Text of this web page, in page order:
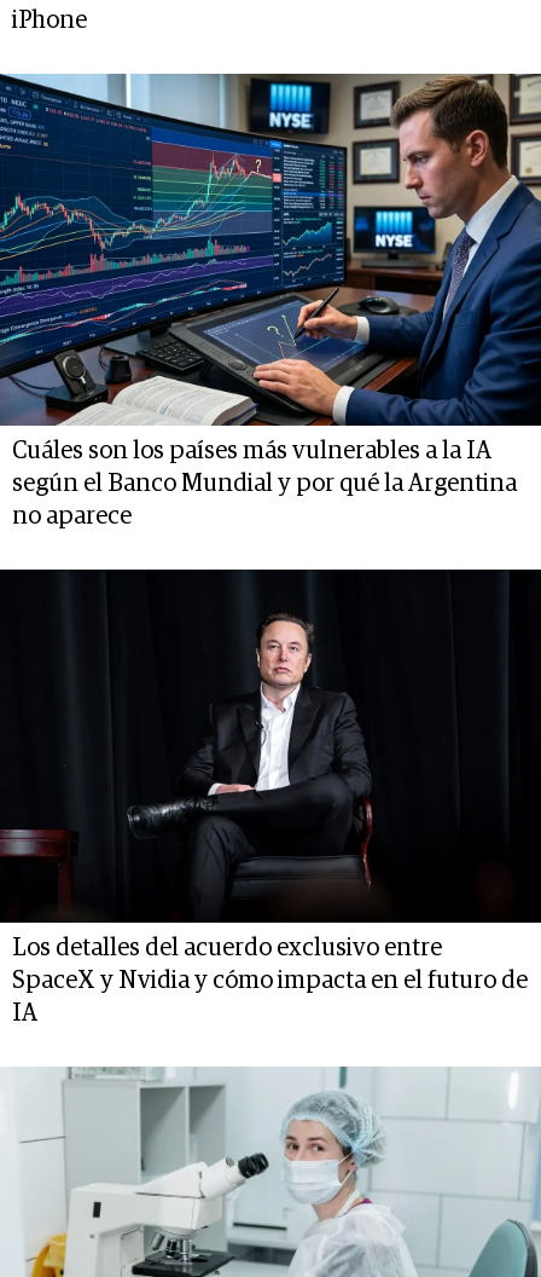
iPhone
Cuáles son los países más vulnerables a la IA
según el Banco Mundial y por qué la Argentina
no aparece
Los detalles del acuerdo exclusivo entre
SpaceX y Nvidia y cómo impacta en el futuro de
IA